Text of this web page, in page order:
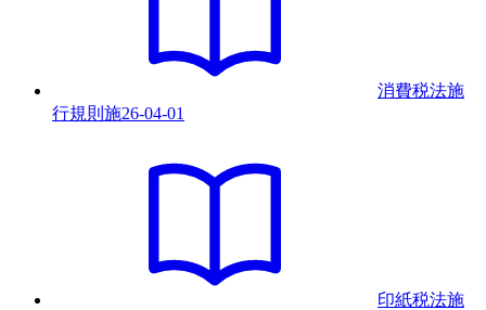
消費税法施
行規則 施26-04-01
印紙税法施